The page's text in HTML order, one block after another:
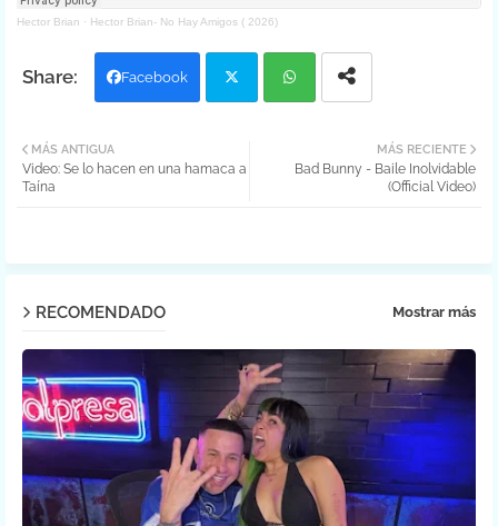
Hector Brian · Hector Brian- No Hay Amigos ( 2026)
Facebook
ter atsa
MÁS RECIENTE
Bad Bunny - Baile Inolvidable
(Official Video)
MÁS ANTIGUA
Video: Se lo hacen en una hamaca a
Taína
RECOMENDADO Mostrar más